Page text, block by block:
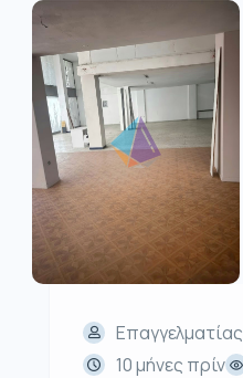
Επαγγελματίας
10 μήνες πρίν